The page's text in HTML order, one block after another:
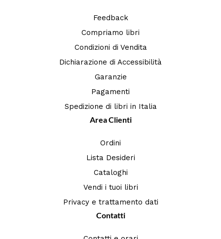
Feedback
Compriamo libri
Condizioni di Vendita
Dichiarazione di Accessibilità
Garanzie
Pagamenti
Spedizione di libri in Italia
Area Clienti
Ordini
Lista Desideri
Cataloghi
Vendi i tuoi libri
Privacy e trattamento dati
Contatti